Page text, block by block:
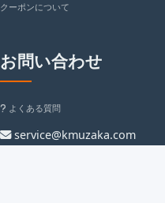
クーポンについて
お問い合わせ
よくある質問
service@kmuzaka.com